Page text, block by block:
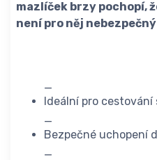
mazlíček brzy pochopí,
není pro něj
_
Ideální pro cestování
_
Bezpečné uchopení
_